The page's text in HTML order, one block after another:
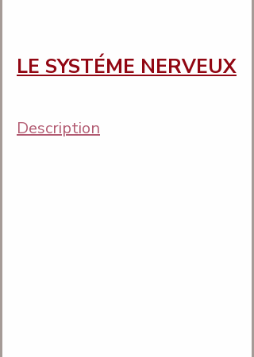
LE SYSTÉME NERVEUX
Description